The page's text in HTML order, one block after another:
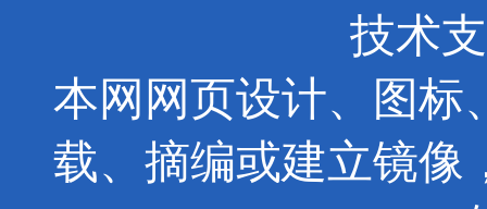
技术
本网网页设计、图标
载、摘编或建立镜像